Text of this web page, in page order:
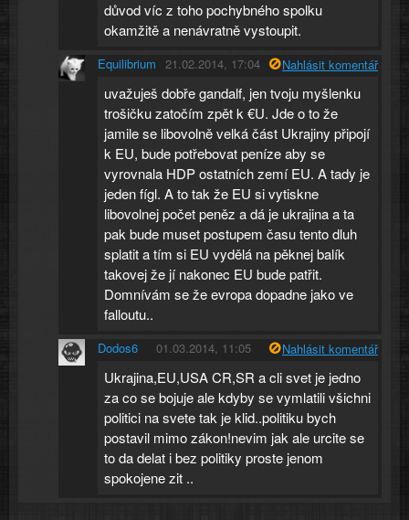
důvod víc z toho pochybného spolku
okamžitě a nenávratně vystoupit.
Equilibrium 21.02.2014, 17:04 Nahlásit komentář
uvažuješ dobře gandalf, jen tvoju myšlenku
trošičku zatočím zpět k €U. Jde o to že
jamile se libovolně velká část Ukrajiny připojí
k EU, bude potřebovat peníze aby se
vyrovnala HDP ostatních zemí EU. A tady je
jeden fígl. A to tak že EU si vytiskne
libovolnej počet peněz a dá je ukrajina a ta
pak bude muset postupem času tento dluh
splatit a tím si EU vydělá na pěknej balík
takovej že jí nakonec EU bude patřit.
Domnívám se že evropa dopadne jako ve
falloutu..
Dodos6 01.03.2014, 11:05 Nahlásit komentář
Ukrajina,EU,USA CR,SR a cli svet je jedno
za co se bojuje ale kdyby se vymlatili všichni
politici na svete tak je klid..politiku bych
postavil mimo zákon!nevim jak ale urcite se
to da delat i bez politiky proste jenom
spokojene zit ..